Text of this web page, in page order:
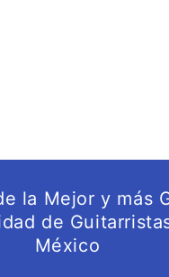
la Mejor y más
de
México